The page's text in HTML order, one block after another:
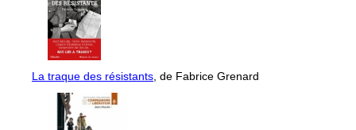
La traque des résistants , de Fabrice Grenard